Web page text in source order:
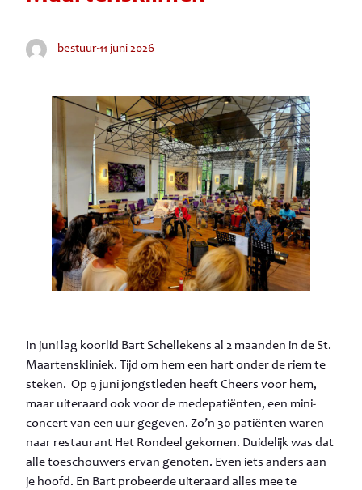
bestuur·11 juni 2026
In juni lag koorlid Bart Schellekens al 2 maanden in de St.
Maartenskliniek. Tijd om hem een hart onder de riem te
steken. Op 9 juni jongstleden heeft Cheers voor hem,
maar uiteraard ook voor de medepatiënten, een mini-
concert van een uur gegeven. Zo’n 30 patiënten waren
naar restaurant Het Rondeel gekomen. Duidelijk was dat
alle toeschouwers ervan genoten. Even iets anders aan
je hoofd. En Bart probeerde uiteraard alles mee te